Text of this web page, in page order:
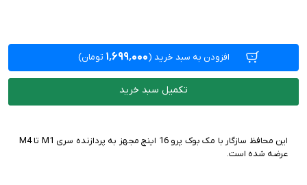
افزودن به سبد خرید (۱٬۶۹۹٬۰۰۰ تومان)
تکمیل سبد خرید
این محافظ سازگار با مک بوک پرو 16 اینچ مجهز به پردازنده سری M1 تا M4
عرضه شده است.